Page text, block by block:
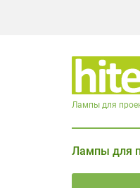
Лампы для
Лампы для